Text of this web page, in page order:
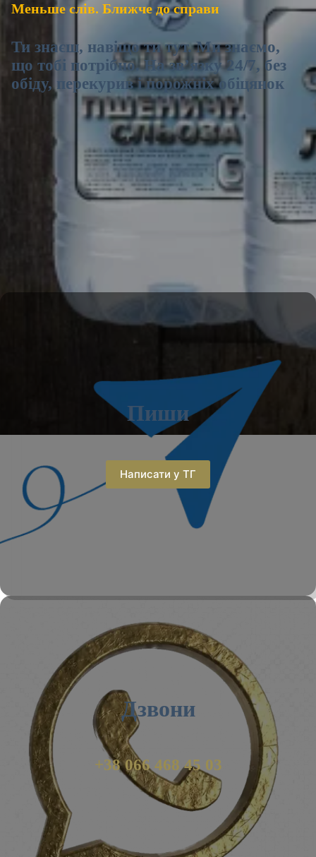
Меньше слів. Ближче до справи
Ти знаєш, навіщо ти тут. Ми знаємо,
що тобі потрібно. На зв’язку 24/7, без
обіду, перекурив і порожніх обіцянок
Пиши
Написати у ТГ
Дзвони
+38 066 468 45 03